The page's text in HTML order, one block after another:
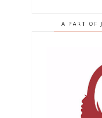
A PART OF